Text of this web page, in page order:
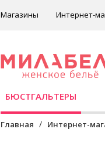
Магазины Интернет-
БЮСТГАЛЬТЕРЫ
Главная Интернет-